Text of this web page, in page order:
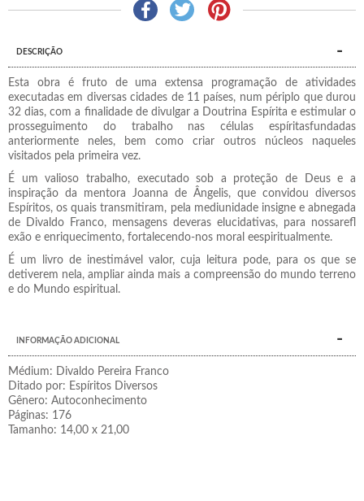
DESCRIÇÃO
Esta obra é fruto de uma extensa programação de atividades
executadas em diversas cidades de 11 países, num périplo que durou
32 dias, com a finalidade de divulgar a Doutrina Espírita e estimular o
prosseguimento do trabalho nas células espíritasfundadas
anteriormente neles, bem como criar outros núcleos naqueles
visitados pela primeira vez.
É um valioso trabalho, executado sob a proteção de Deus e a
inspiração da mentora Joanna de Ângelis, que convidou diversos
Espíritos, os quais transmitiram, pela mediunidade insigne e abnegada
de Divaldo Franco, mensagens deveras elucidativas, para nossarefl
exão e enriquecimento, fortalecendo-nos moral eespiritualmente.
É um livro de inestimável valor, cuja leitura pode, para os que se
detiverem nela, ampliar ainda mais a compreensão do mundo terreno
e do Mundo espiritual.
INFORMAÇÃO ADICIONAL
Médium: Divaldo Pereira Franco
Ditado por: Espíritos Diversos
Gênero: Autoconhecimento
Páginas: 176
Tamanho: 14,00 x 21,00